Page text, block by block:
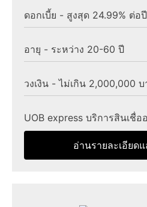
ดอกเบี้ย - สูงสุด 24.99% ต่อปี
อายุ - ระหว่าง 20-60 ปี
วงเงิน - ไม่เกิน 2,000,000 บ
UOB express บริการสินเชื่
อ่านรายละเอียด